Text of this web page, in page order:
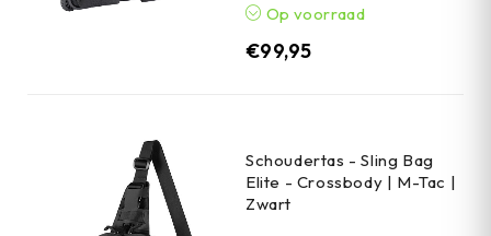
Op voorraad
€99,95
Schoudertas - Sling Bag
Elite - Crossbody | M-Tac |
Zwart